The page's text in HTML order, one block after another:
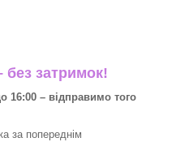
без затримок!
– відправимо того
за попереднім